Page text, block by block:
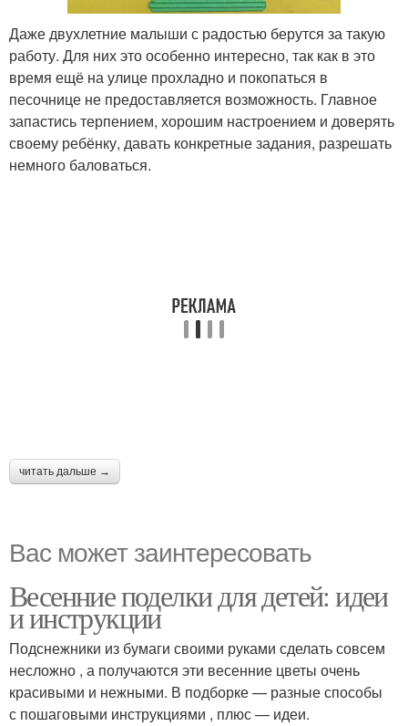
Даже двухлетние малыши с радостью берутся за такую
работу. Для них это особенно интересно, так как в это
время ещё на улице прохладно и покопаться в
песочнице не предоставляется возможность. Главное
запастись терпением, хорошим настроением и доверять
своему ребёнку, давать конкретные задания, разрешать
немного баловаться.
читать дальше →
Вас может заинтересовать
Весенние поделки для детей: идеи
и инструкции
Подснежники из бумаги своими руками сделать совсем
несложно , а получаются эти весенние цветы очень
красивыми и нежными. В подборке — разные способы
с пошаговыми инструкциями , плюс — идеи.